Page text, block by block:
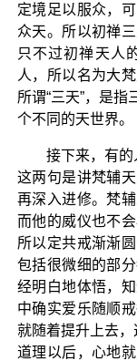
定境足以服众，
众天。所以初禅
只不过初禅天人
人，所以名为大
所谓“三天”，是
个不同的天世界。
接下来，有的
这两句是讲梵辅
再深入进修。梵
而他的威仪也不
所以定共戒渐渐
包括很微细的部
经明白地体悟，
中确实爱乐随顺
就随着提升上去，
道理以后，心地